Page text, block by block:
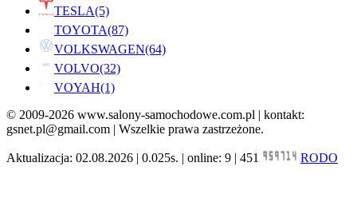
TESLA(5)
TOYOTA(87)
VOLKSWAGEN(64)
VOLVO(32)
VOYAH(1)
© 2009-2026 www.salony-samochodowe.com.pl | kontakt:
gsnet.pl@gmail.com | Wszelkie prawa zastrzeżone.
Aktualizacja: 02.08.2026 | 0.025s. | online: 9 | 451 RODO